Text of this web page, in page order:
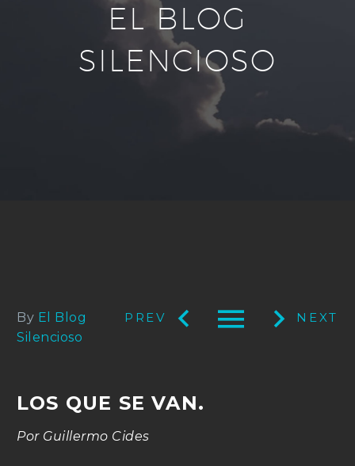
EL BLOG
SILENCIOSO
  
By El Blog
Silencioso
LOS QUE SE VAN.
Por Guillermo Cides